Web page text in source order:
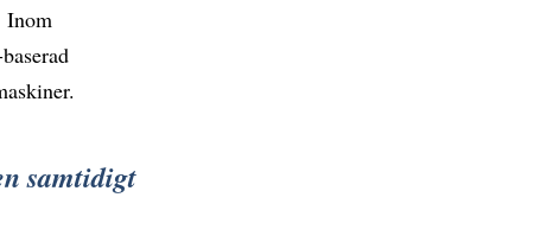
Inom
samtidigt